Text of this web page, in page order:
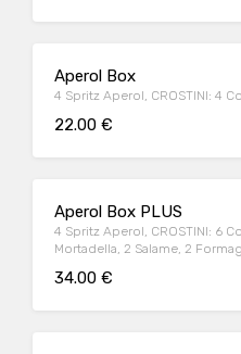
Aperol Box
4 Spritz Aperol, CROSTINI: 4
22.00 €
Aperol Box PLUS
4 Spritz Aperol, CROSTINI: 6
Mortadella, 2 Salame, 2
34.00 €